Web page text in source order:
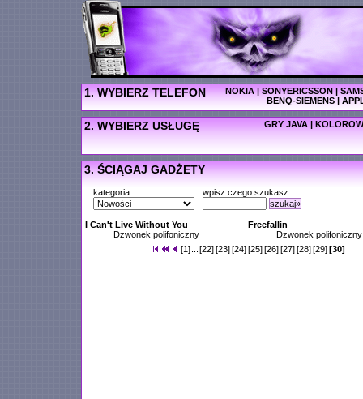
1. WYBIERZ TELEFON NOKIA|SONYERICSSON|
BENQ-SIEMENS|
2. WYBIERZ USŁUGĘ GRY JAVA |
3. ŚCIĄGAJ GADŻETY
kategoria:
wpisz czego szukasz:
szukaj»
I Can't Live Without You
Dzwonek polifoniczny
Freefallin
Dzwonek polifoniczny
[1]
[22] [23] [24] [25] [26] [27] [28] [29] [30]